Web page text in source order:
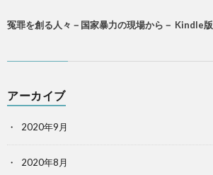
冤罪を創る人々－国家暴力の現場から－ Kindle版
アーカイブ
2020年9月
2020年8月